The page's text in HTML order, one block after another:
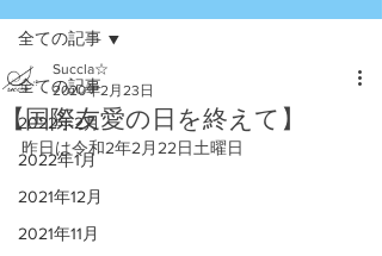
全ての記事
2022年2月
2022年1月
2021年12月
2021年11月
全ての記事
【国際友愛の日を終えて】
Succla☆
2020年2月23日
昨日は令和2年2月22日土曜日